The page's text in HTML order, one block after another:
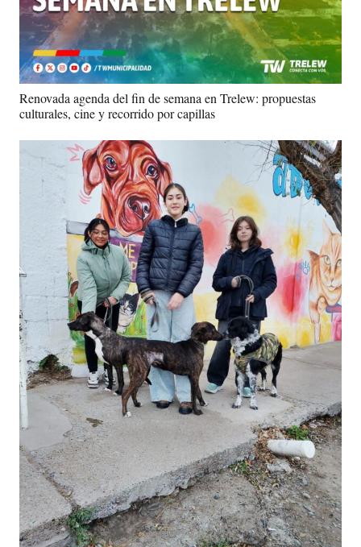
Renovada agenda del fin de semana en Trelew: propuestas
culturales, cine y recorrido por capillas